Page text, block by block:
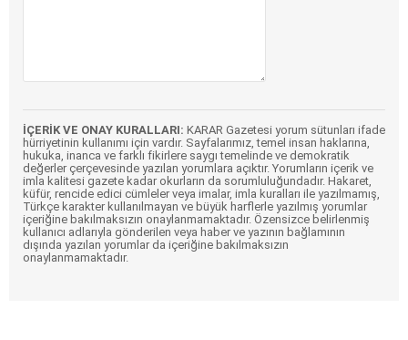
İÇERİK VE ONAY KURALLARI: KARAR Gazetesi yorum sütunları ifade
hürriyetinin kullanımı için vardır. Sayfalarımız, temel insan haklarına,
hukuka, inanca ve farklı fikirlere saygı temelinde ve demokratik
değerler çerçevesinde yazılan yorumlara açıktır. Yorumların içerik ve
imla kalitesi gazete kadar okurların da sorumluluğundadır. Hakaret,
küfür, rencide edici cümleler veya imalar, imla kuralları ile yazılmamış,
Türkçe karakter kullanılmayan ve büyük harflerle yazılmış yorumlar
içeriğine bakılmaksızın onaylanmamaktadır. Özensizce belirlenmiş
kullanıcı adlarıyla gönderilen veya haber ve yazının bağlamının
dışında yazılan yorumlar da içeriğine bakılmaksızın
onaylanmamaktadır.